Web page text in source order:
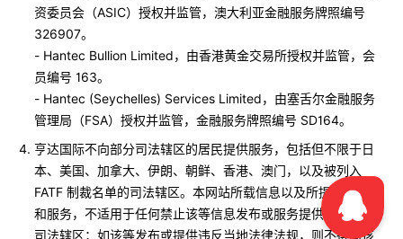
资委员会（ASIC）授权并监管，澳大利亚金融服务牌照编号
326907。
- Hantec Bullion Limited，由香港黄金交易所授权并监管，会
员编号 163。
- Hantec (Seychelles) Services Limited，由塞舌尔金融服务
管理局（FSA）授权并监管，金融服务牌照编号 SD164。
亨达国际不向部分司法辖区的居民提供服务，包括但不限于日
本、美国、加拿大、伊朗、朝鲜、香港、澳门，以及被列入
FATF 制裁名单的司法辖区。本网站所载信息以及所提供的产品
和服务，不适用于任何禁止该等信息发布或服务提供的国家或
司法辖区；如该等发布或提供违反当地法律法规，则不得向该